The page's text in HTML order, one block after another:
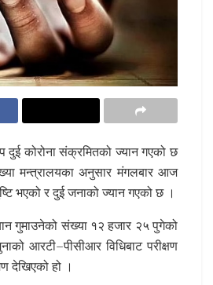
दुई कोरोना संक्रमितको ज्यान गएको छ
मन्त्रालयका अनुसार मंगलबार आज
भएको र दुई जनाको ज्यान गएको छ ।
गुमाउनेको संख्या १२ हजार २५ पुगेको
आरटी–पीसीआर विधिबाट परीक्षण
देखिएको हो ।